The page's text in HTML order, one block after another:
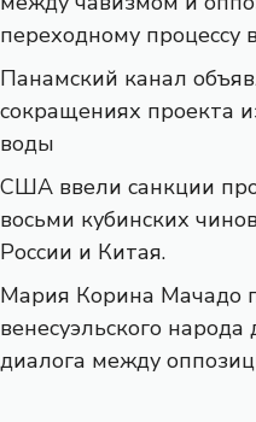
переходному процессу
Панамский канал
сокращениях проекта
воды
США ввели санкции
восьми кубинских
России и Китая.
Мария Корина Мачадо
венесуэльского
диалога между